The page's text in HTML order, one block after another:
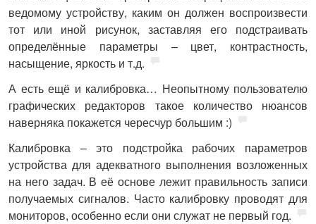
ведомому устройству, каким он должен воспроизвести
тот или иной рисунок, заставляя его подстраивать
определённые параметры – цвет, контрастность,
насыщение, яркость и т.д.
А есть ещё и калибровка… Неопытному пользователю
графических редакторов такое количество нюансов
наверняка покажется чересчур большим :)
Калибровка – это подстройка рабочих параметров
устройства для адекватного выполнения возложенных
на него задач. В её основе лежит правильность записи
получаемых сигналов. Часто калибровку проводят для
мониторов, особенно если они служат не первый год.